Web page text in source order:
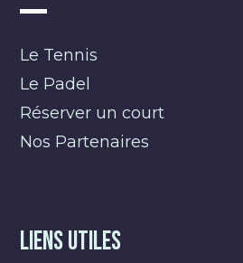
Le Tennis
Le Padel
Réserver un court
Nos Partenaires
Liens Utiles